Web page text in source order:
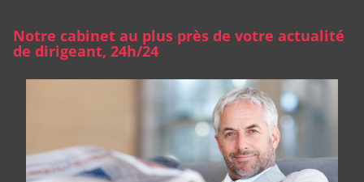
Notre cabinet au plus près de votre actualité
de dirigeant, 24h/24